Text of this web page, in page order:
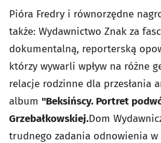
Pióra Fredry i równorzędne
także: Wydawnictwo Znak za
dokumentalną, reporterską
którzy wywarli wpływ na różne
relacje rodzinne dla przesłania
album "Beksińscy. Portret
Grzebałkowskiej.Dom
trudnego zadania odnowienia w